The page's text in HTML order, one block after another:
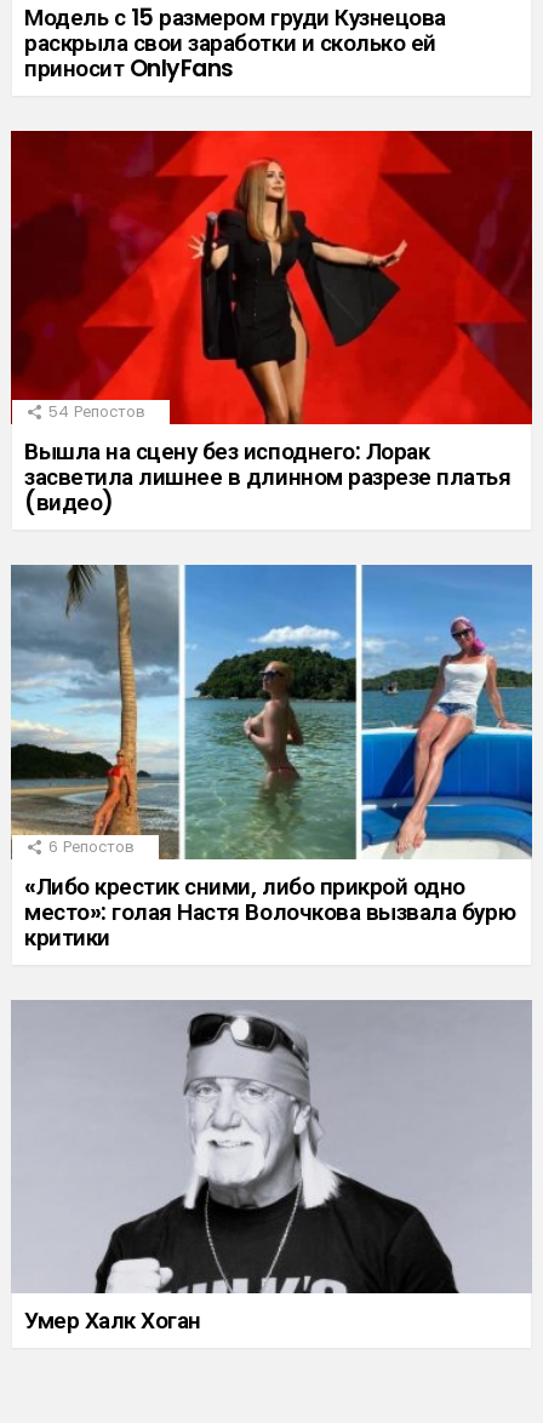
Модель с 15 размером груди Кузнецова
раскрыла свои заработки и сколько ей
приносит OnlyFans
54 Репостов
Вышла на сцену без исподнего: Лорак
засветила лишнее в длинном разрезе платья
(видео)
6 Репостов
«Либо крестик сними, либо прикрой одно
место»: голая Настя Волочкова вызвала бурю
критики
Умер Халк Хоган